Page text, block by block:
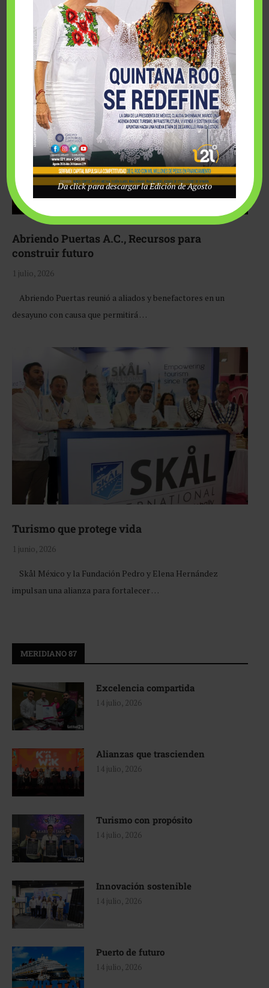
Fairmont Mayakoba y Make-A-Wish México unieron
esfuerzos para hacer realidad el deseo de una …
Abriendo Puertas A.C., Recursos para
construir futuro
1 julio, 2026
Abriendo Puertas reunió a aliados y benefactores en un
desayuno con causa que permitirá …
Turismo que protege vida
1 junio, 2026
Skål México y la Fundación Pedro y Elena Hernández
impulsan una alianza para fortalecer …
MERIDIANO 87
Excelencia compartida
14 julio, 2026
Alianzas que trascienden
14 julio, 2026
Turismo con propósito
14 julio, 2026
Innovación sostenible
14 julio, 2026
Puerto de futuro
14 julio, 2026
Da click para descargar la Edición de Agosto